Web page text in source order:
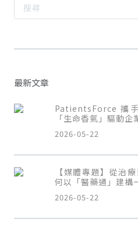
最新文章
PatientsForce 攜
「生命香氣」驅動
2026-05-22
【媒體專題】從治
何以「醫藥通」建構
2026-05-22